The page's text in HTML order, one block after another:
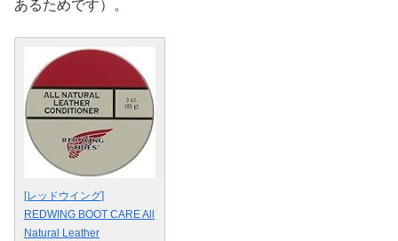
あるためです）。
[レッドウイング]
REDWING BOOT CARE All
Natural Leather